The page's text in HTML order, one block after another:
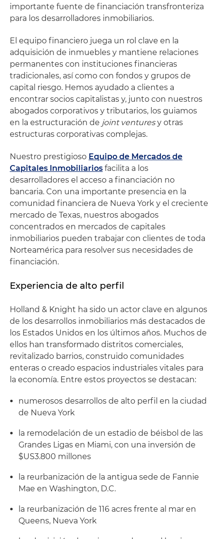
importante fuente de financiación transfronteriza
para los desarrolladores inmobiliarios.
El equipo financiero juega un rol clave en la
adquisición de inmuebles y mantiene relaciones
permanentes con instituciones financieras
tradicionales, así como con fondos y grupos de
capital riesgo. Hemos ayudado a clientes a
encontrar socios capitalistas y, junto con nuestros
abogados corporativos y tributarios, los guiamos
en la estructuración de joint venturesy otras
estructuras corporativas complejas.
Nuestro prestigioso Equipo de Mercados de
Capitales Inmobiliarios facilita a los
desarrolladores el acceso a financiación no
bancaria. Con una importante presencia en la
comunidad financiera de Nueva York y el creciente
mercado de Texas, nuestros abogados
concentrados en mercados de capitales
inmobiliarios pueden trabajar con clientes de toda
Norteamérica para resolver sus necesidades de
financiación.
Experiencia de alto perfil
Holland & Knight ha sido un actor clave en algunos
de los desarrollos inmobiliarios más destacados de
los Estados Unidos en los últimos años. Muchos de
ellos han transformado distritos comerciales,
revitalizado barrios, construido comunidades
enteras o creado espacios industriales vitales para
la economía. Entre estos proyectos se destacan:
numerosos desarrollos de alto perfil en la ciudad
de Nueva York
la remodelación de un estadio de béisbol de las
Grandes Ligas en Miami, con una inversión de
$US3.800 millones
la reurbanización de la antigua sede de Fannie
Mae en Washington, D.C.
la reurbanización de 116 acres frente al mar en
Queens, Nueva York